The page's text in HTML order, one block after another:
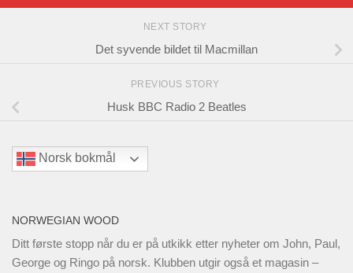
NEXT STORY
Det syvende bildet til Macmillan
PREVIOUS STORY
Husk BBC Radio 2 Beatles
Norsk bokmål
NORWEGIAN WOOD
Ditt første stopp når du er på utkikk etter nyheter om John, Paul,
George og Ringo på norsk. Klubben utgir også et magasin –